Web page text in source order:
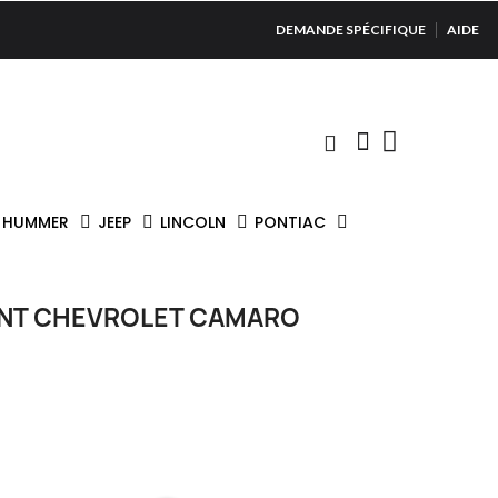
DEMANDE SPÉCIFIQUE AIDE
HUMMER JEEP LINCOLN PONTIAC
CHEVROLET CAMARO